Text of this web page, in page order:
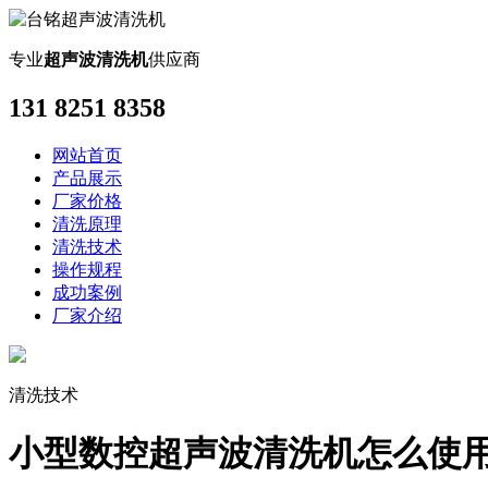
专业超声波清洗机供应商
131 8251 8358
网站首页
产品展示
厂家价格
清洗原理
清洗技术
操作规程
成功案例
厂家介绍
清洗技术
小型数控超声波清洗机怎么使